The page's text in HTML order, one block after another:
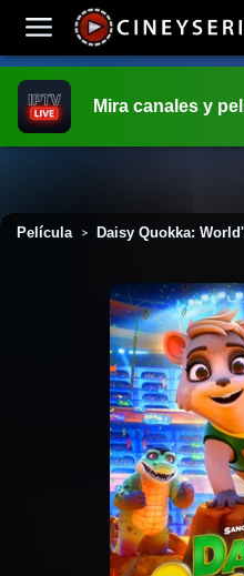
Mira canales y
Película > Daisy Quokka: